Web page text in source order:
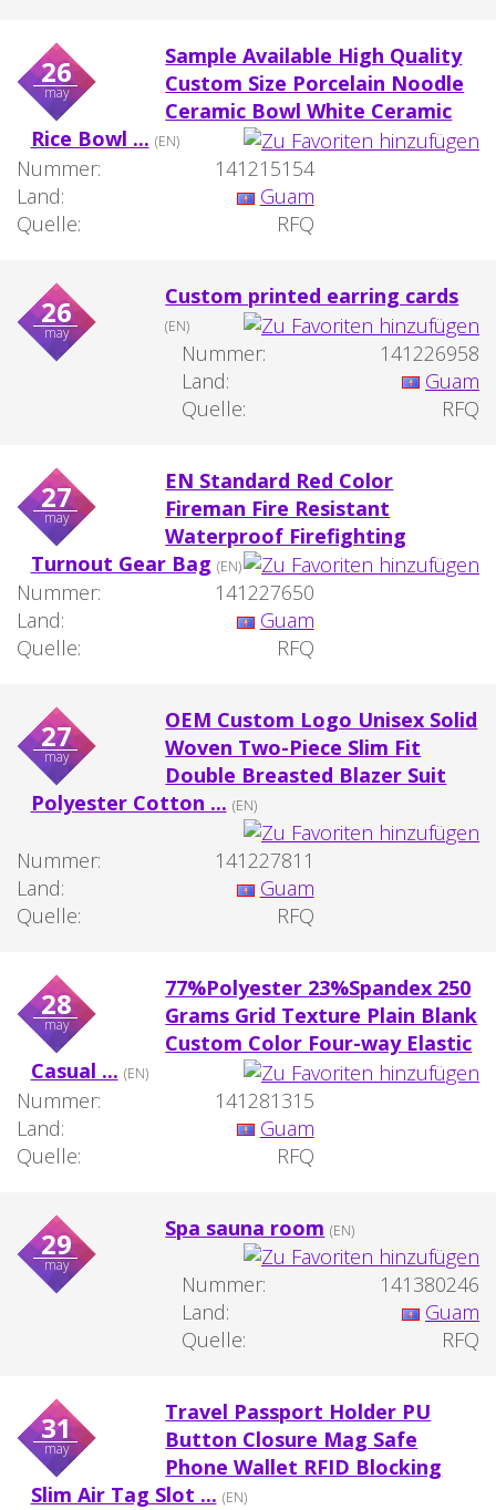
26
may
Sample Available High Quality
Custom Size Porcelain Noodle
Ceramic Bowl White Ceramic
Rice Bowl ... (EN)
Nummer:
141215154
Land:
Guam
Quelle:
RFQ
26
may
Custom printed earring cards
(EN)
Nummer:
141226958
Land:
Guam
Quelle:
RFQ
27
may
EN Standard Red Color
Fireman Fire Resistant
Waterproof Firefighting
Turnout Gear Bag (EN)
Nummer:
141227650
Land:
Guam
Quelle:
RFQ
27
may
OEM Custom Logo Unisex Solid
Woven Two-Piece Slim Fit
Double Breasted Blazer Suit
Polyester Cotton ... (EN)
Nummer:
141227811
Land:
Guam
Quelle:
RFQ
28
may
77%Polyester 23%Spandex 250
Grams Grid Texture Plain Blank
Custom Color Four-way Elastic
Casual ... (EN)
Nummer:
141281315
Land:
Guam
Quelle:
RFQ
29
may
Spa sauna room (EN)
Nummer:
141380246
Land:
Guam
Quelle:
RFQ
31
may
Travel Passport Holder PU
Button Closure Mag Safe
Phone Wallet RFID Blocking
Slim Air Tag Slot ... (EN)